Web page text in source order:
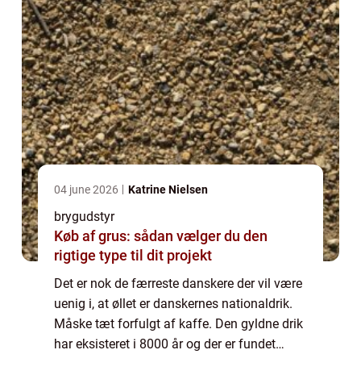
04 june 2026 Katrine Nielsen
brygudstyr
Køb af grus: sådan vælger du den
rigtige type til dit projekt
Det er nok de færreste danskere der vil være
uenig i, at øllet er danskernes nationaldrik.
Måske tæt forfulgt af kaffe. Den gyldne drik
har eksisteret i 8000 år og der er fundet